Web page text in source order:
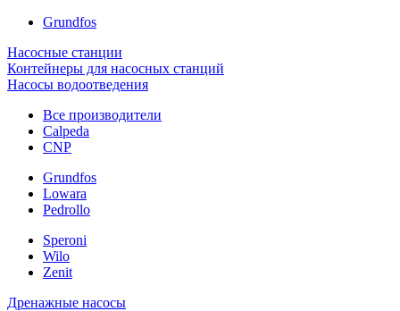
Grundfos
Насосные станции
Контейнеры для насосных станций
Насосы водоотведения
Все производители
Calpeda
CNP
Grundfos
Lowara
Pedrollo
Speroni
Wilo
Zenit
Дренажные насосы